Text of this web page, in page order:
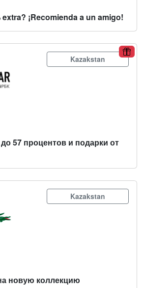
¡Recomienda a un amigo!
Kazakstan
57 процентов и подарки от
Kazakstan
новую коллекцию